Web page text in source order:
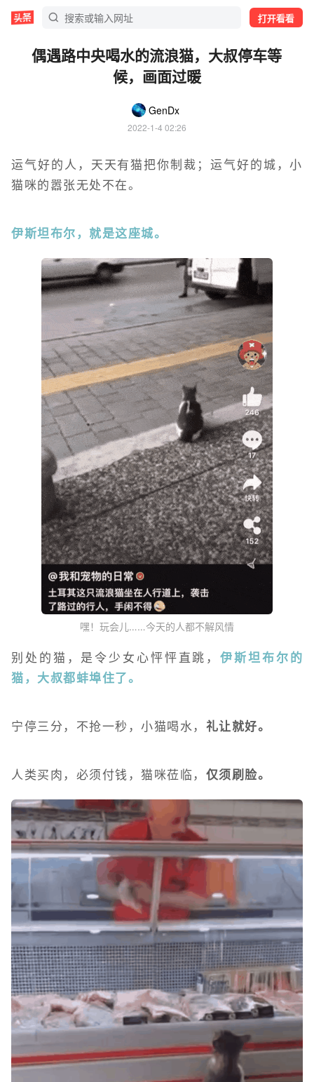
打开看看
偶遇路中央喝水的流浪猫，大叔停车等
候，画面过暖
GenDx
2022-1-4 02:26
运气好的人，天天有猫把你制裁；运气好的城，小
猫咪的嚣张无处不在。
伊斯坦布尔，就是这座城。
嘿！玩会儿……今天的人都不解风情
别处的猫，是令少女心怦怦直跳，伊斯坦布尔的
猫，大叔都蚌埠住了。
宁停三分，不抢一秒，小猫喝水， 礼让就好。
人类买肉，必须付钱，猫咪莅临， 仅须刷脸。